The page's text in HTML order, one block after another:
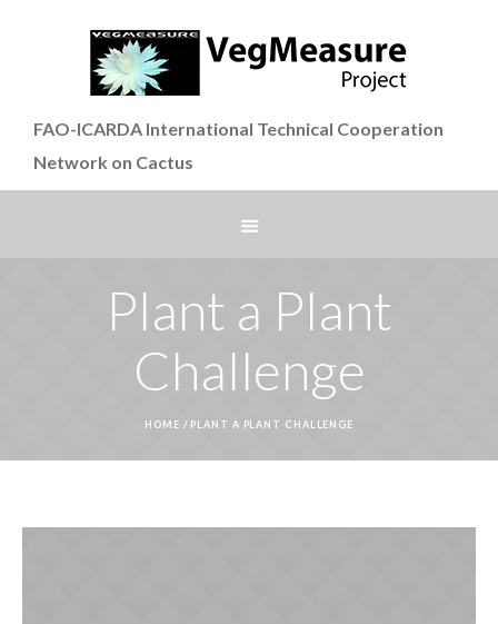
FAO-ICARDA International Technical Cooperation
Network on Cactus
Plant a Plant
Challenge
HOME / PLANT A PLANT CHALLENGE